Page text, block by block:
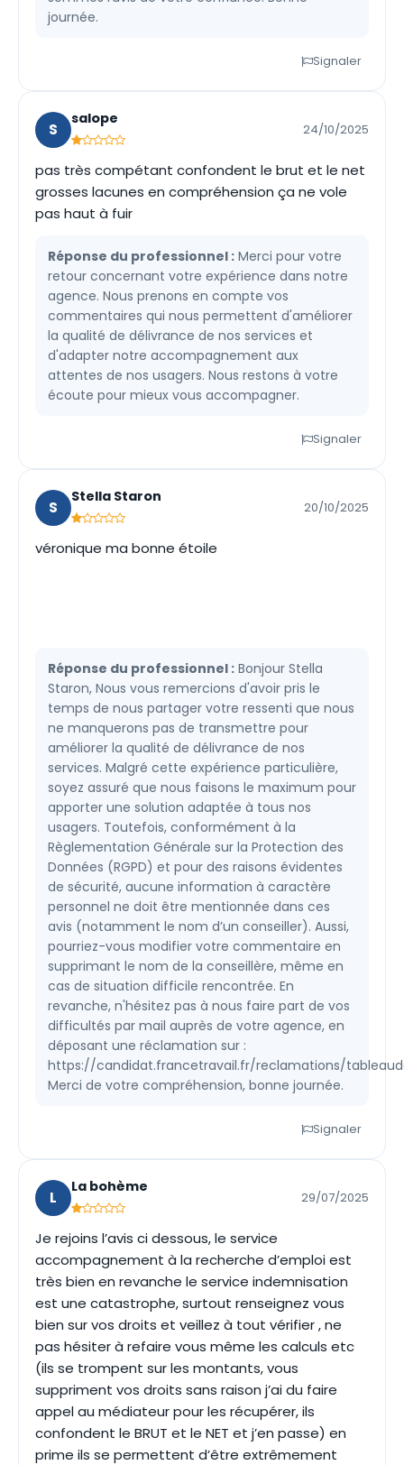
journée.
Signaler
S
salope
24/10/2025
pas très compétant confondent le brut et le net
grosses lacunes en compréhension ça ne vole
pas haut à fuir
Réponse du professionnel : Merci pour votre
retour concernant votre expérience dans notre
agence. Nous prenons en compte vos
commentaires qui nous permettent d'améliorer
la qualité de délivrance de nos services et
d'adapter notre accompagnement aux
attentes de nos usagers. Nous restons à votre
écoute pour mieux vous accompagner.
Signaler
S
Stella Staron
20/10/2025
véronique ma bonne étoile
Réponse du professionnel : Bonjour Stella
Staron, Nous vous remercions d'avoir pris le
temps de nous partager votre ressenti que nous
ne manquerons pas de transmettre pour
améliorer la qualité de délivrance de nos
services. Malgré cette expérience particulière,
soyez assuré que nous faisons le maximum pour
apporter une solution adaptée à tous nos
usagers. Toutefois, conformément à la
Règlementation Générale sur la Protection des
Données (RGPD) et pour des raisons évidentes
de sécurité, aucune information à caractère
personnel ne doit être mentionnée dans ces
avis (notamment le nom d’un conseiller). Aussi,
pourriez-vous modifier votre commentaire en
supprimant le nom de la conseillère, même en
cas de situation difficile rencontrée. En
revanche, n'hésitez pas à nous faire part de vos
difficultés par mail auprès de votre agence, en
déposant une réclamation sur :
https://candidat.francetravail.fr/reclamations/
Merci de votre compréhension, bonne journée.
Signaler
L
La bohème
29/07/2025
Je rejoins l’avis ci dessous, le service
accompagnement à la recherche d’emploi est
très bien en revanche le service indemnisation
est une catastrophe, surtout renseignez vous
bien sur vos droits et veillez à tout vérifier , ne
pas hésiter à refaire vous même les calculs etc
(ils se trompent sur les montants, vous
suppriment vos droits sans raison j’ai du faire
appel au médiateur pour les récupérer, ils
confondent le BRUT et le NET et j’en passe) en
prime ils se permettent d’être extrêmement